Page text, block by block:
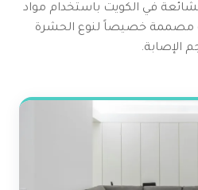
في الكويت باستخدام مواد
مصممة خصيصاً لنوع الحشرة
الإصابة.